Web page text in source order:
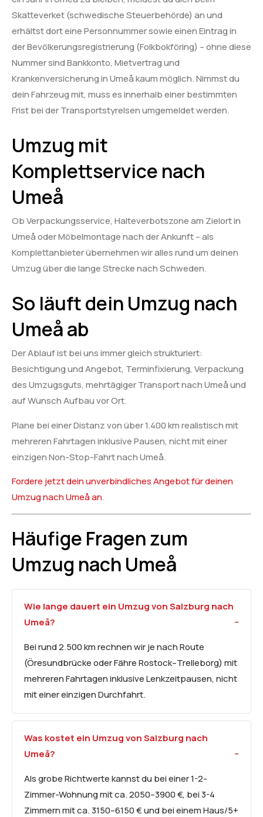
Skatteverket (schwedische Steuerbehörde) an und
erhältst dort eine Personnummer sowie einen Eintrag in
der Bevölkerungsregistrierung (Folkbokföring) – ohne diese
Nummer sind Bankkonto, Mietvertrag und
Krankenversicherung in Umeå kaum möglich. Nimmst du
dein Fahrzeug mit, muss es innerhalb einer bestimmten
Frist bei der Transportstyrelsen umgemeldet werden.
Umzug mit
Komplettservice nach
Umeå
Ob Verpackungsservice, Halteverbotszone am Zielort in
Umeå oder Möbelmontage nach der Ankunft – als
Komplettanbieter übernehmen wir alles rund um deinen
Umzug über die lange Strecke nach Schweden.
So läuft dein Umzug nach
Umeå ab
Der Ablauf ist bei uns immer gleich strukturiert:
Besichtigung und Angebot, Terminfixierung, Verpackung
des Umzugsguts, mehrtägiger Transport nach Umeå und
auf Wunsch Aufbau vor Ort.
Plane bei einer Distanz von über 1.400 km realistisch mit
mehreren Fahrtagen inklusive Pausen, nicht mit einer
einzigen Non-Stop-Fahrt nach Umeå.
Fordere jetzt dein unverbindliches Angebot für deinen
Umzug nach Umeå an.
Häufige Fragen zum
Umzug nach Umeå
Wie lange dauert ein Umzug von Salzburg nach
Umeå?
Bei rund 2.500 km rechnen wir je nach Route
(Öresundbrücke oder Fähre Rostock–Trelleborg) mit
mehreren Fahrtagen inklusive Lenkzeitpausen, nicht
mit einer einzigen Durchfahrt.
Was kostet ein Umzug von Salzburg nach
Umeå?
Als grobe Richtwerte kannst du bei einer 1-2-
Zimmer-Wohnung mit ca. 2050–3900 €, bei 3-4
Zimmern mit ca. 3150–6150 € und bei einem Haus/5+